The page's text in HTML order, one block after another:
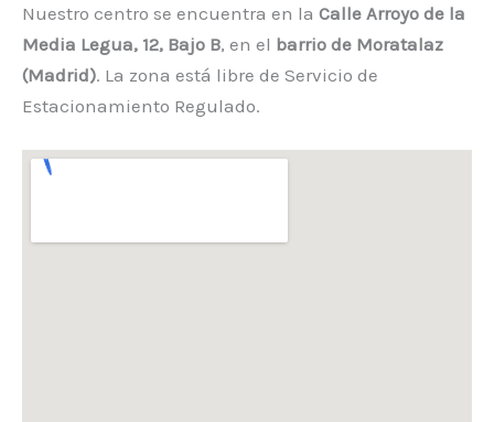
Nuestro centro se encuentra en la Calle Arroyo de la
Media Legua, 12, Bajo B, en el barrio de Moratalaz
(Madrid). La zona está libre de Servicio de
Estacionamiento Regulado.